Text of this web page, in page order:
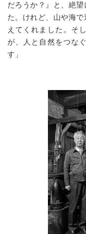
だろうか？』と、絶
た。けれど、山や海
えてくれました。そ
が、人と自然をつな
す」